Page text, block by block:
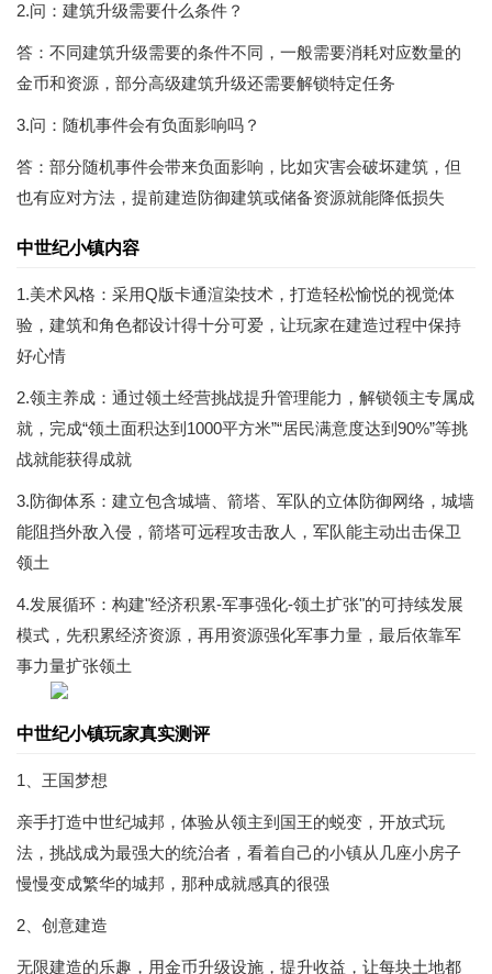
2.问：建筑升级需要什么条件？
答：不同建筑升级需要的条件不同，一般需要消耗对应数量的
金币和资源，部分高级建筑升级还需要解锁特定任务
3.问：随机事件会有负面影响吗？
答：部分随机事件会带来负面影响，比如灾害会破坏建筑，但
也有应对方法，提前建造防御建筑或储备资源就能降低损失
中世纪小镇内容
1.美术风格：采用Q版卡通渲染技术，打造轻松愉悦的视觉体
验，建筑和角色都设计得十分可爱，让玩家在建造过程中保持
好心情
2.领主养成：通过领土经营挑战提升管理能力，解锁领主专属成
就，完成“领土面积达到1000平方米”“居民满意度达到90%”等挑
战就能获得成就
3.防御体系：建立包含城墙、箭塔、军队的立体防御网络，城墙
能阻挡外敌入侵，箭塔可远程攻击敌人，军队能主动出击保卫
领土
4.发展循环：构建"经济积累-军事强化-领土扩张"的可持续发展
模式，先积累经济资源，再用资源强化军事力量，最后依靠军
事力量扩张领土
中世纪小镇玩家真实测评
1、王国梦想
亲手打造中世纪城邦，体验从领主到国王的蜕变，开放式玩
法，挑战成为最强大的统治者，看着自己的小镇从几座小房子
慢慢变成繁华的城邦，那种成就感真的很强
2、创意建造
无限建造的乐趣，用金币升级设施，提升收益，让每块土地都